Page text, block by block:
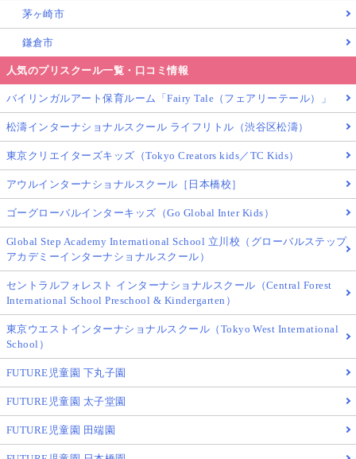
茅ヶ崎市
鎌倉市
人気のプリスクール一覧・口コミ情報
バイリンガルアート保育ルーム「Fairy Tale（フェアリーテール）」
松濤インターナショナルスクール ライフリトル（渋谷区松濤）
東京クリエイターズキッズ（Tokyo Creators kids／TC Kids）
アウルインターナショナルスクール［日本橋校］
ゴーグローバルインターキッズ（Go Global Inter Kids）
Global Step Academy International School 立川校（グローバルステップ
アカデミーインターナショナルスクール）
セントラルフォレスト インターナショナルスクール（Central Forest
International School Preschool & Kindergarten）
東京ウエストインターナショナルスクール（Tokyo West International
School）
FUTURE児童園 下丸子園
FUTURE児童園 太子堂園
FUTURE児童園 田端園